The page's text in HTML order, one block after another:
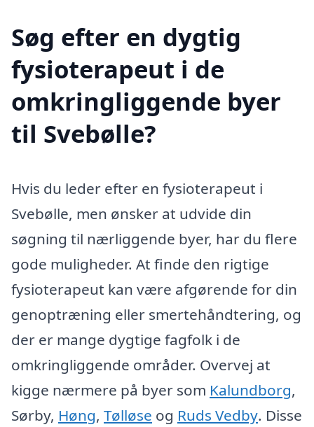
Søg efter en dygtig
fysioterapeut i de
omkringliggende byer
til Svebølle?
Hvis du leder efter en fysioterapeut i
Svebølle, men ønsker at udvide din
søgning til nærliggende byer, har du flere
gode muligheder. At finde den rigtige
fysioterapeut kan være afgørende for din
genoptræning eller smertehåndtering, og
der er mange dygtige fagfolk i de
omkringliggende områder. Overvej at
kigge nærmere på byer som Kalundborg,
Sørby, Høng, Tølløse og Ruds Vedby. Disse